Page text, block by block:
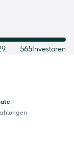
565 Investoren